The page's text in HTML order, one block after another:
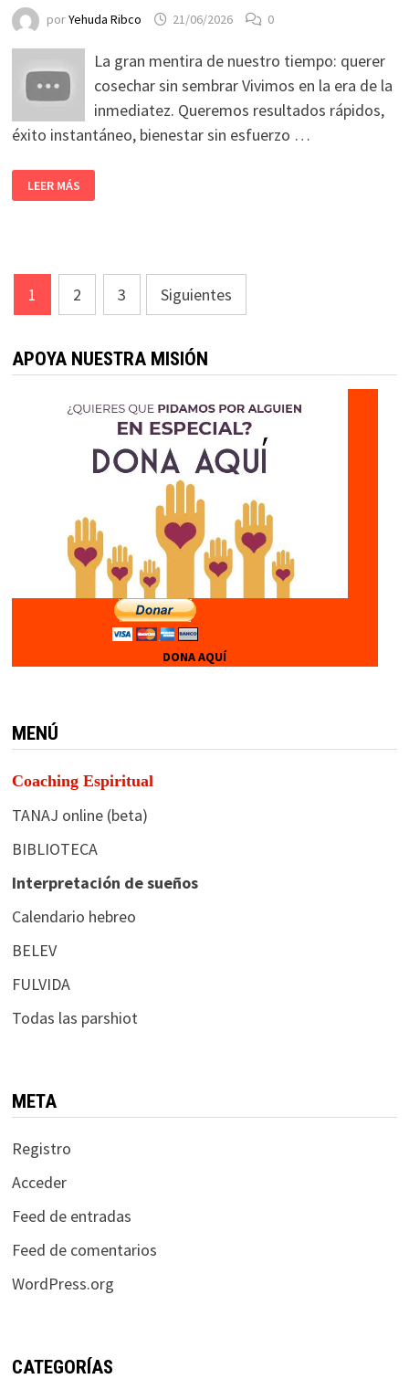
porYehuda Ribco 21/06/2026 0
La gran mentira de nuestro tiempo: querer
cosechar sin sembrar Vivimos en la era de la
inmediatez. Queremos resultados rápidos,
éxito instantáneo, bienestar sin esfuerzo …
LEER MÁS
Paginación
de
entradas
1 2 3 Siguientes
APOYA NUESTRA MISIÓN
DONA AQUÍ
MENÚ
Coaching Espiritual
TANAJ online (beta)
BIBLIOTECA
Interpretación de sueños
Calendario hebreo
BELEV
FULVIDA
Todas las parshiot
META
Registro
Acceder
Feed de entradas
Feed de comentarios
WordPress.org
CATEGORÍAS